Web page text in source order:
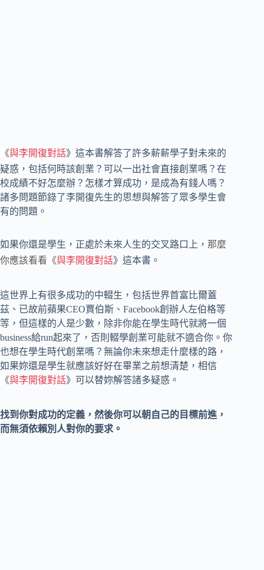
《與李開復對話》這本書解答了許多薪薪學子對未來的
疑惑，包括何時該創業？可以一出社會直接創業嗎？在
校成績不好怎麼辦？怎樣才算成功，是成為有錢人嗎？
諸多問題節錄了李開復先生的思想與解答了眾多學生會
有的問題。
如果你還是學生，正處於未來人生的交叉路口上， 那麼
你應該看看《與李開復對話》這本書。
這世界上有很多成功的中輟生，包括世界首富比爾蓋
茲、已故前蘋果CEO賈伯斯、Facebook創辦人左伯格等
等，但這樣的人是少數，除非你能在學生時代就將一個
business給run起來了，否則輟學創業可能就不適合你。你
也想在學生時代創業嗎？無論你未來想走什麼樣的路，
如果妳還是學生就應該好好在畢業之前想清楚，相信
《與李開復對話》可以替妳解答諸多疑惑。
找到你對成功的定義，然後你可以朝自己的目標前進，
而無須依賴別人對你的要求。